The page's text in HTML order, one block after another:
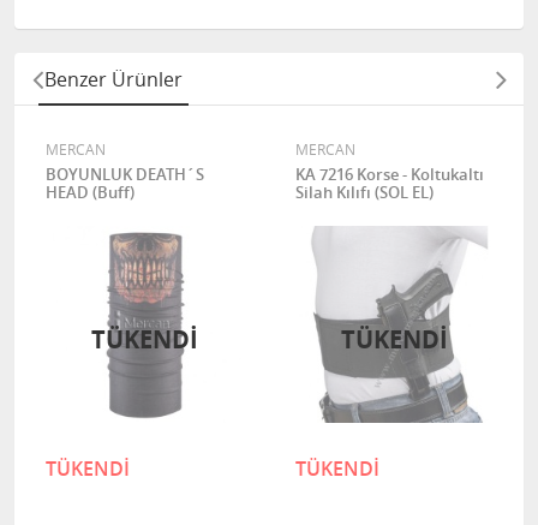
Benzer Ürünler
MERCAN
BOYUNLUK DEATH´S
HEAD (Buff)
TÜKENDİ
TÜKENDI
MERCAN
KA 7216 Korse - Koltukaltı
Silah Kılıfı (SOL EL)
TÜKENDİ
TÜKENDI